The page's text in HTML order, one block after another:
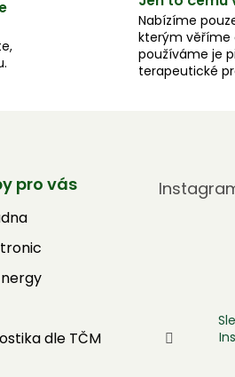
Nabízíme
kterým věříme
používáme je
terapeutické
pro vás
dle TČM